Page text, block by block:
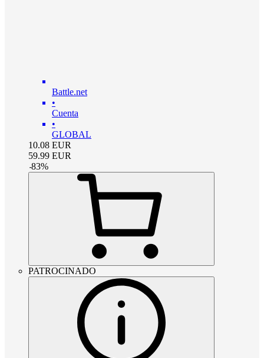
Battle.net
•
Cuenta
•
GLOBAL
10.08 EUR
59.99 EUR
-83%
PATROCINADO